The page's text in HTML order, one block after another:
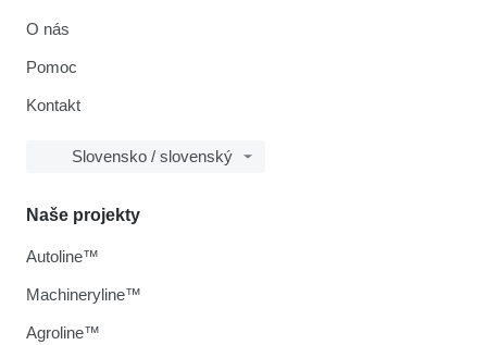
O nás
Pomoc
Kontakt
Slovensko / slovenský
Naše projekty
Autoline™
Machineryline™
Agroline™